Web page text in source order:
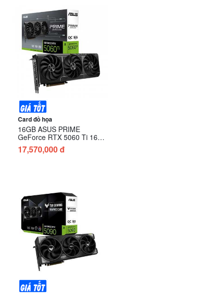
Card đồ họa
16GB ASUS PRIME
GeForce RTX 5060 Ti 16GB
GDDR7 OC Edition (PRIME-
RTX5060TI-O16G)
17,570,000 đ